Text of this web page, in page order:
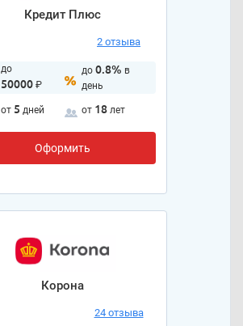
Кредит Плюс
2 отзыва
до
50000₽
до 0.8% в
день
от 5 дней от 18 лет
Оформить
Корона
24 отзыва